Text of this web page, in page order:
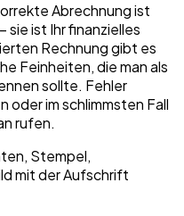
Abrechnung ist
sie ist Ihr finanzielles
Rechnung gibt es
Feinheiten, die man als
sollte. Fehler
oder im schlimmsten Fall
rufen.